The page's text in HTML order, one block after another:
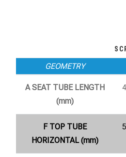
GEOMETRY
A SEAT TUBE LENGTH
(mm)
F TOP TUBE
HORIZONTAL (mm)